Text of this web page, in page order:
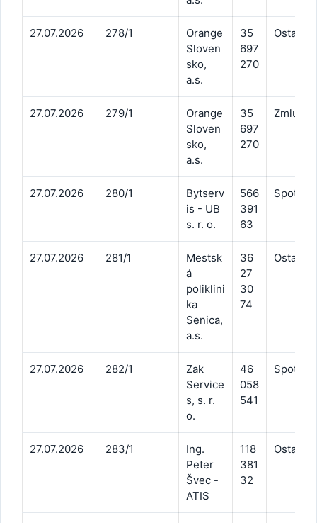
27.07.2026 278/1
Orange
Sloven
sko,
a.s.
35
697
270
Ostatné
27.07.2026 279/1
Orange
Sloven
sko,
a.s.
35
697
270
27.07.2026 280/1
Bytserv
is - UB
s. r. o.
566
391
63
27.07.2026 281/1
Mestsk
á
poliklini
ka
Senica,
a.s.
36
27
30
74
Ostatné
27.07.2026 282/1
Zak
Service
s, s. r.
o.
46
058
541
27.07.2026 283/1
Ing.
Peter
Švec -
ATIS
118
381
32
Ostatné